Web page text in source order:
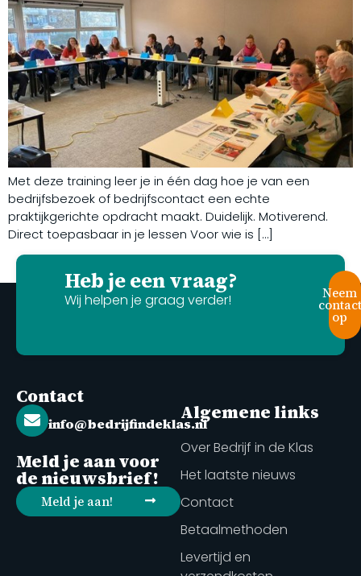
Met deze training leer je in één dag hoe je van een
bedrijfsbezoek of bedrijfscontact een echte
praktijkgerichte opdracht maakt. Duidelijk. Motiverend.
Direct toepasbaar in je lessen Voor wie is […]
Heb je een vraag?
Wij helpen je graag verder! Neem
contact
op
Contact
info@bedrijfindeklas.nl
Meld je aan voor
de nieuwsbrief!
Meld je aan!
Algemene links
Over Bedrijf in de Klas
Het laatste nieuws
Contact
Betaalmethoden
Levertijd en